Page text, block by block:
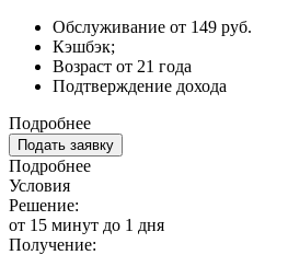
Обслуживание от 149 руб.
Кэшбэк;
Возраст от 21 года
Подтверждение дохода
Подробнее
Подать заявку
Подробнее
Условия
Решение:
от 15 минут до 1 дня
Получение: